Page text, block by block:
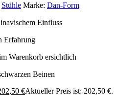
Stühle Marke: Dan-Form
Einfluss
Erfahrung
Warenkorb ersichtlich
Beinen
€Aktueller Preis ist: 202,50 €.